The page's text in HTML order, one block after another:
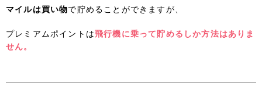
マイルは買い物で貯めることができますが、
プレミアムポイントは飛行機に乗って貯めるしか方法はありま
せん。